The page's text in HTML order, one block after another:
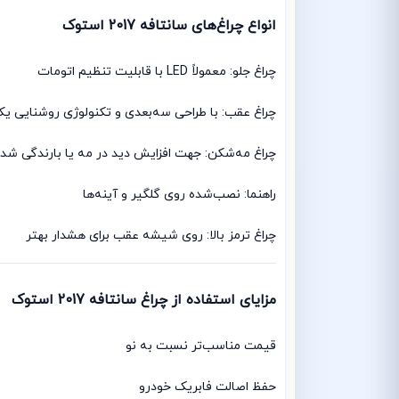
انواع چراغ‌های سانتافه 2017 استوک
چراغ جلو: معمولاً LED با قابلیت تنظیم اتومات
چراغ عقب: با طراحی سه‌بعدی و تکنولوژی روشنایی
چراغ مه‌شکن: جهت افزایش دید در مه یا بارندگی
راهنما: نصب‌شده روی گلگیر و آینه‌ها
چراغ ترمز بالا: روی شیشه عقب برای هشدار بهتر
مزایای استفاده از چراغ سانتافه 2017 استوک
قیمت مناسب‌تر نسبت به نو
حفظ اصالت فابریک خودرو